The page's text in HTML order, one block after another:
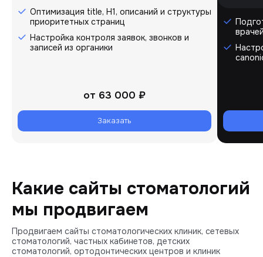
Оптимизация title, H1, описаний и структуры
приоритетных страниц
Настройка контроля заявок, звонков и
записей из органики
от 63 000 ₽
Заказать
Какие сайты стоматологий
мы продвигаем
Продвигаем сайты стоматологических клиник, сетевых
стоматологий, частных кабинетов, детских
стоматологий, ортодонтических центров и клиник